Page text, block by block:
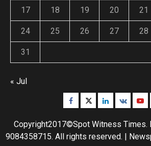
17 18 19 20 21
24 25 26 27 28
31
« Jul
Facebook
TwitterLinkedin
VK
Copyright2017©Spot Witness Times.
9084358715. All rights reserved. |